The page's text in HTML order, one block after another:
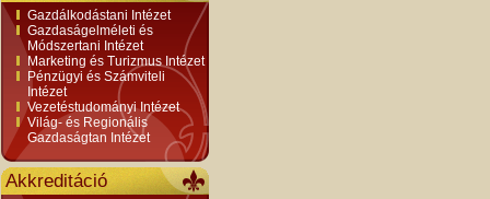
Gazdálkodástani Intézet
Gazdaságelméleti és
Módszertani Intézet
Marketing és Turizmus Intézet
Pénzügyi és Számviteli
Intézet
Vezetéstudományi Intézet
Világ- és Regionális
Gazdaságtan Intézet
Akkreditáció